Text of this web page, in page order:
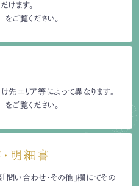
けます。
をご覧ください。
先エリア等によって異なります。
をご覧ください。
明細書
問い合わせ・その他」欄にてその